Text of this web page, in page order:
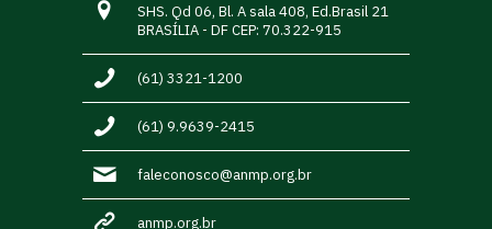
SHS. Qd 06, Bl. A sala 408, Ed.Brasil 21
BRASÍLIA - DF CEP: 70.322-915
(61) 3321-1200
(61) 9.9639-2415
faleconosco@anmp.org.br
anmp.org.br